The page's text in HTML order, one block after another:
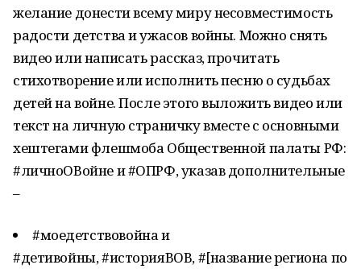
желание донести всему миру несовместимость
радости детства и ужасов войны. Можно снять
видео или написать рассказ, прочитать
стихотворение или исполнить песню о судьбах
детей на войне. После этого выложить видео или
текст на личную страничку вместе с основными
хештегами флешмоба Общественной палаты РФ:
#личноОВойне и #ОПРФ, указав дополнительные
–
#моедетствовойна и
#детивойны, #историяВОВ, #[название региона по